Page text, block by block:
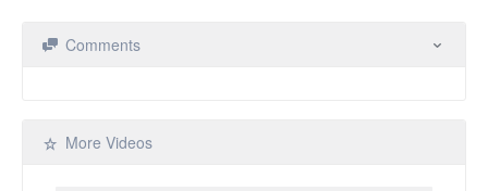
companies, broad training, and internship opportunities for all of our
Admission: https://top.ypu.edu.tw/p/412-1080-6141.php
celine@mail.ypu.edu.tw; ypucllc0311@gmail.com Tel: +886-(0)3-610-
Comments
More Videos